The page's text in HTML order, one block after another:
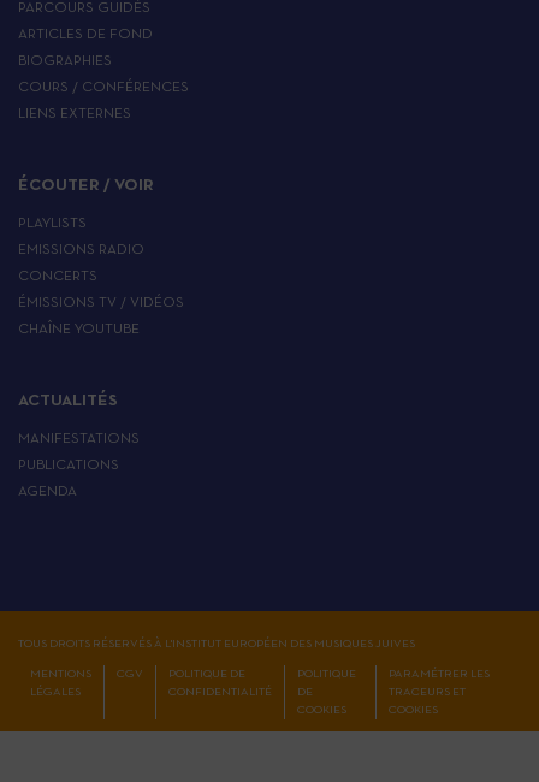
PARCOURS GUIDÉS
ARTICLES DE FOND
BIOGRAPHIES
COURS / CONFÉRENCES
LIENS EXTERNES
ÉCOUTER / VOIR
PLAYLISTS
EMISSIONS RADIO
CONCERTS
ÉMISSIONS TV / VIDÉOS
CHAÎNE YOUTUBE
ACTUALITÉS
MANIFESTATIONS
PUBLICATIONS
AGENDA
TOUS DROITS RÉSERVÉS À L'INSTITUT EUROPÉEN DES MUSIQUES JUIVES
MENTIONS
LÉGALES
CGV
POLITIQUE DE
CONFIDENTIALITÉ
POLITIQUE
DE
COOKIES
PARAMÉTRER LES
TRACEURS ET
COOKIES